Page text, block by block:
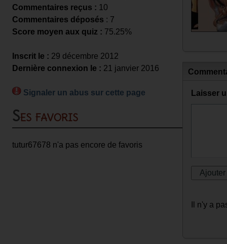
Commentaires reçus : 10
Commentaires déposés : 7
Score moyen aux quiz : 75.25%
Inscrit le : 29 décembre 2012
Dernière connexion le : 21 janvier 2016
Signaler un abus sur cette page
Ses favoris
tutur67678 n'a pas encore de favoris
Laisser
Il n'y a